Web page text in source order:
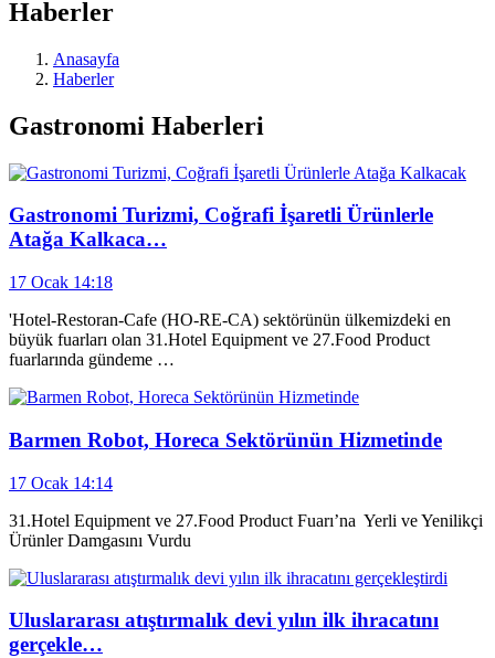
Haberler
Anasayfa
Haberler
Gastronomi Haberleri
Gastronomi Turizmi, Coğrafi İşaretli Ürünlerle
Atağa Kalkaca…
17 Ocak 14:18
'Hotel-Restoran-Cafe (HO-RE-CA) sektörünün ülkemizdeki en
büyük fuarları olan 31.Hotel Equipment ve 27.Food Product
fuarlarında gündeme …
Barmen Robot, Horeca Sektörünün Hizmetinde
17 Ocak 14:14
31.Hotel Equipment ve 27.Food Product Fuarı’na Yerli ve Yenilikçi
Ürünler Damgasını Vurdu
Uluslararası atıştırmalık devi yılın ilk ihracatını
gerçekle…